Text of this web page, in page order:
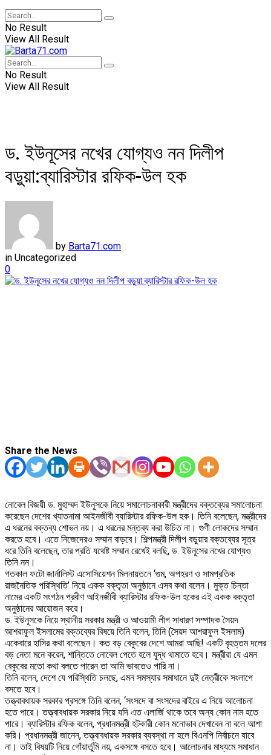
No Result
View All Result
No Result
View All Result
ড. ইউনূসের নখের যোগ্যও নন দিলীপ
বড়ুয়া:ব্যারিস্টার রফিক-উল হক
by Barta71.com
in Uncategorized
0
Share the News
নোবেল বিজয়ী ড. মুহাম্মদ ইউনূসকে নিয়ে সমালোচনাকারী মন্ত্রীদের বক্তব্যের সমালোচনা
করেছেন দেশের খ্যাতনামা আইনজীবী ব্যারিস্টার রফিক-উল হক। তিনি বলেছেন, মন্ত্রীদের
এ ধরনের বক্তব্য শোভন নয়। এ ধরনের মন্তব্য করা উচিত না। গুণী লোকদের সম্মান
করতে হবে। এতে নিজেদেরও সম্মান বাড়বে। শিল্পমন্ত্রী দিলীপ বড়ুয়ার বক্তব্যের সূত্র
ধরে তিনি বলেছেন, তার প্রতি যথেষ্ট সম্মান রেখেই বলছি, ড. ইউনূসের নখের যোগ্যও
তিনি নন।
গতকাল ফটো জার্নালিস্ট এসোসিয়েশন মিলনায়তনে ‘গুম, অপহরণ ও সামপ্রতিক
রাজনৈতিক পরিস্থিতি’ নিয়ে একক বক্তৃতা অনুষ্ঠানে এসব কথা বলেন। মুক্ত চিন্তা
নামের একটি সংগঠন প্রবীণ আইনজীবী ব্যারিস্টার রফিক-উল হকের এই একক বক্তৃতা
অনুষ্ঠানের আয়োজন করে।
ড. ইউনূসকে নিয়ে স্থানীয় সরকার মন্ত্রী ও আওয়ামী লীগ সাধারণ সম্পাদক সৈয়দ
আশরাফুল ইসলামের বক্তব্যের বিষয়ে তিনি বলেন, তিনি (সৈয়দ আশরাফুল ইসলাম)
একেবারে হাসির কথা বলেছেন। কত বড় বেকুবের দেশে আমরা আছি! একটি বৃহত্তম দলের
বড় নেতা মনে করেন, শান্তিতে নোবেল পেতে হলে যুদ্ধ থামাতে হবে। মন্ত্রীরা যে এমন
বেকুবের মতো কথা বলতে পারেন তা আমি ভাবতেও পারি না।
তিনি বলেন, দেশে যে পরিস্থিতি চলছে, এমন সমস্যার সমাধানে দুই নেত্রীকে সংলাপে
বসতে হবে।
তত্ত্বাবধায়ক সরকার প্রসঙ্গে তিনি বলেন, ‘সংসদে বা সংসদের বাইরে এ নিয়ে আলোচনা
হতে পারে। তত্ত্বাবধায়ক সরকার নিয়ে যদি এত এলার্জি থাকে তবে অন্য কোন নাম হতে
পারে। ব্যারিস্টার রফিক বলেন, প্রধানমন্ত্রী হটকারী কোন মনোভাব দেখাবেন না বলে আশা
করি। প্রধানমন্ত্রী জানেন, তত্ত্বাবধায়ক সরকার ব্যবস্থা না হলে বিএনপি নির্বাচনে যাবে
না। তাই বিষয়টি নিয়ে গোঁয়ার্তুমি নয়, একসঙ্গে বসতে হবে। আলোচনার মাধ্যমে সমাধান